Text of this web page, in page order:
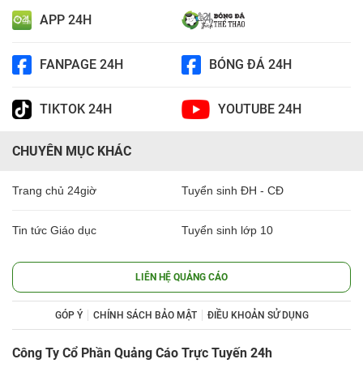
APP 24H
FANPAGE 24H BÓNG ĐÁ 24H
TIKTOK 24H YOUTUBE 24H
CHUYÊN MỤC KHÁC
Trang chủ 24giờ Tuyển sinh ĐH - CĐ
Tin tức Giáo dục Tuyển sinh lớp 10
LIÊN HỆ QUẢNG CÁO
GÓP Ý CHÍNH SÁCH BẢO MẬT ĐIỀU KHOẢN SỬ DỤNG
Công Ty Cổ Phần Quảng Cáo Trực Tuyến 24h